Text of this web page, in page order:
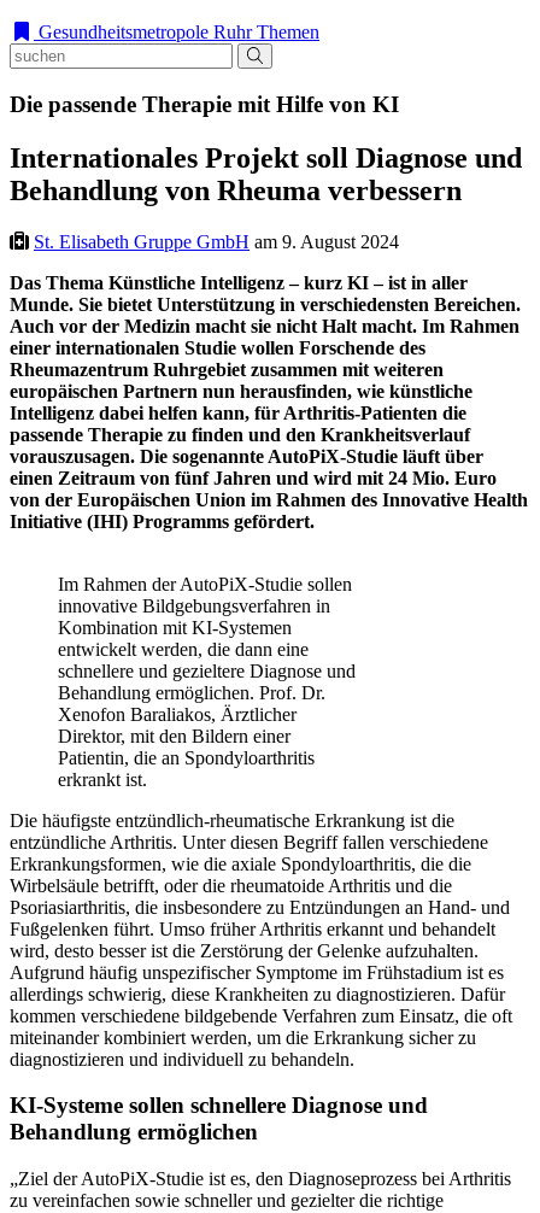
Gesundheitsmetropole Ruhr Themen
Die passende Therapie mit Hilfe von KI
Internationales Projekt soll Diagnose und
Behandlung von Rheuma verbessern
St. Elisabeth Gruppe GmbH am 9. August 2024
Das Thema Künstliche Intelligenz – kurz KI – ist in aller
Munde. Sie bietet Unterstützung in verschiedensten Bereichen.
Auch vor der Medizin macht sie nicht Halt macht. Im Rahmen
einer internationalen Studie wollen Forschende des
Rheumazentrum Ruhrgebiet zusammen mit weiteren
europäischen Partnern nun herausfinden, wie künstliche
Intelligenz dabei helfen kann, für Arthritis-Patienten die
passende Therapie zu finden und den Krankheitsverlauf
vorauszusagen. Die sogenannte AutoPiX-Studie läuft über
einen Zeitraum von fünf Jahren und wird mit 24 Mio. Euro
von der Europäischen Union im Rahmen des Innovative Health
Initiative (IHI) Programms gefördert.
Im Rahmen der AutoPiX-Studie sollen
innovative Bildgebungsverfahren in
Kombination mit KI-Systemen
entwickelt werden, die dann eine
schnellere und gezieltere Diagnose und
Behandlung ermöglichen. Prof. Dr.
Xenofon Baraliakos, Ärztlicher
Direktor, mit den Bildern einer
Patientin, die an Spondyloarthritis
erkrankt ist.
Die häufigste entzündlich-rheumatische Erkrankung ist die
entzündliche Arthritis. Unter diesen Begriff fallen verschiedene
Erkrankungsformen, wie die axiale Spondyloarthritis, die die
Wirbelsäule betrifft, oder die rheumatoide Arthritis und die
Psoriasiarthritis, die insbesondere zu Entzündungen an Hand- und
Fußgelenken führt. Umso früher Arthritis erkannt und behandelt
wird, desto besser ist die Zerstörung der Gelenke aufzuhalten.
Aufgrund häufig unspezifischer Symptome im Frühstadium ist es
allerdings schwierig, diese Krankheiten zu diagnostizieren. Dafür
kommen verschiedene bildgebende Verfahren zum Einsatz, die oft
miteinander kombiniert werden, um die Erkrankung sicher zu
diagnostizieren und individuell zu behandeln.
KI-Systeme sollen schnellere Diagnose und
Behandlung ermöglichen
„Ziel der AutoPiX-Studie ist es, den Diagnoseprozess bei Arthritis
zu vereinfachen sowie schneller und gezielter die richtige